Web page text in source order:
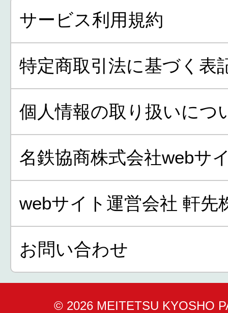
サービス利用規約
特定商取引法に基づく表
個人情報の取り扱いにつ
名鉄協商株式会社webサ
webサイト運営会社 軒先
お問い合わせ
© 2026 MEITETSU KYOSHO